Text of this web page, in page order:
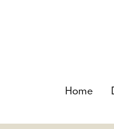
Home